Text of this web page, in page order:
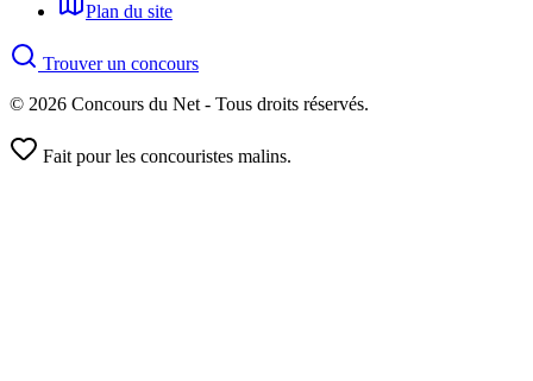
Plan du site
Trouver un concours
© 2026 Concours du Net - Tous droits réservés.
Fait pour les concouristes malins.